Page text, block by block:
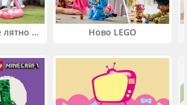
Двойно повече лятно забавление! Купи 2 продукта INTEX и вземи -33% Ново LEGO